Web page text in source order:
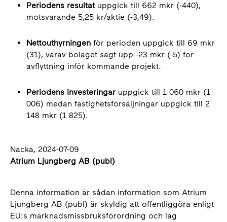
Periodens resultatuppgick till 662 mkr (-440),
motsvarande 5,25 kr/aktie (-3,49).
Nettouthyrningen för perioden uppgick till 69 mkr
(31), varav bolaget sagt upp -23 mkr (-5) för
avflyttning inför kommande projekt.
Periodens investeringar uppgick till 1 060 mkr (1
006) medan fastighetsförsäljningar uppgick till 2
148 mkr (1 825).
Nacka, 2024-07-09
Atrium Ljungberg AB (publ)
Denna information är sådan information som Atrium
Ljungberg AB (publ) är skyldig att offentliggöra enligt
EU:s marknadsmissbruksförordning och lag